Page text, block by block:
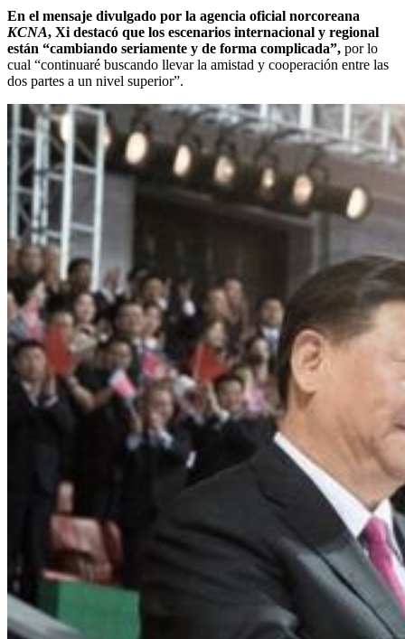
En el mensaje divulgado por la agencia oficial norcoreana
KCNA, Xi destacó que los escenarios internacional y regional
están “cambiando seriamente y de forma complicada”, por lo
cual “continuaré buscando llevar la amistad y cooperación entre las
dos partes a un nivel superior”.